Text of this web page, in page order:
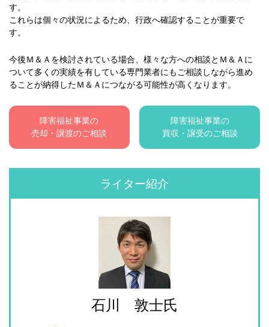
す。
これらは個々の状況によるため、行政へ確認することが重要で
す。
今後Ｍ＆Ａを検討されている場合、様々な方への相談とＭ＆Ａに
ついて多くの実績を有している専門業者にもご相談しながら進め
ることが納得したＭ＆Ａにつながる可能性が高くなります。
障害福祉事業の
売却・譲渡のご相談
障害福祉事業の
買収・譲受のご相談
ライター紹介
石川 敦士氏